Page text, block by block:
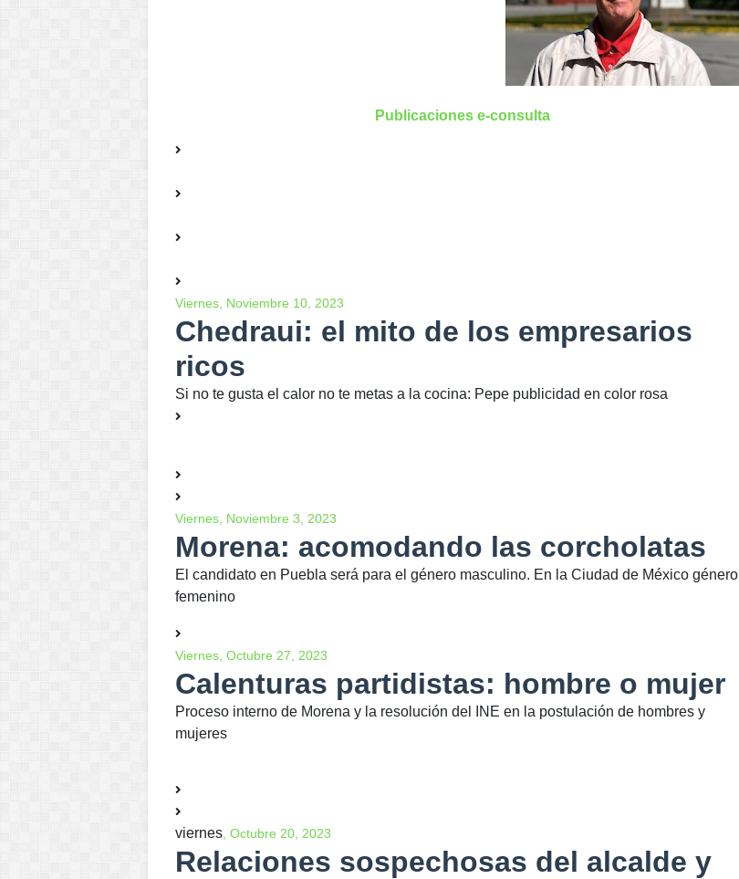
Publicaciones e-consulta
Viernes, Noviembre 10, 2023
Chedraui: el mito de los empresarios
ricos
Si no te gusta el calor no te metas a la cocina: Pepe publicidad en color rosa
Viernes, Noviembre 3, 2023
Morena: acomodando las corcholatas
El candidato en Puebla será para el género masculino. En la Ciudad de México género
femenino
Viernes, Octubre 27, 2023
Calenturas partidistas: hombre o mujer
Proceso interno de Morena y la resolución del INE en la postulación de hombres y
mujeres
viernes , Octubre 20, 2023
Relaciones sospechosas del alcalde y